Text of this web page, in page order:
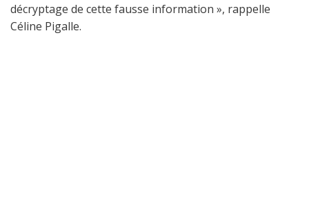
décryptage de cette fausse information », rappelle
Céline Pigalle.